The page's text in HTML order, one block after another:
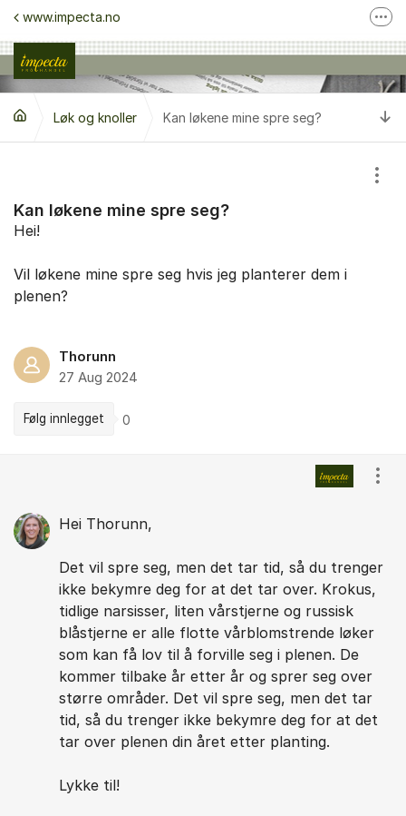
Gå til innhold
www.impecta.no
Ta kontakt med kundeservice
Følg oss på Facebook
Følg oss på Instagram
Løk og knoller Kan løkene mine spre seg?
Kan løkene mine spre seg?
Vis/
Hei!
Vil løkene mine spre seg hvis jeg planterer dem i
plenen?
Thorunn
27 Aug 2024
Følg innlegget 0
Hei Thorunn,
Det vil spre seg, men det tar tid, så du trenger
ikke bekymre deg for at det tar over. Krokus,
tidlige narsisser, liten vårstjerne og russisk
blåstjerne er alle flotte vårblomstrende løker
som kan få lov til å forville seg i plenen. De
kommer tilbake år etter år og sprer seg over
større områder. Det vil spre seg, men det tar
tid, så du trenger ikke bekymre deg for at det
tar over plenen din året etter planting.
Lykke til!
Vis/